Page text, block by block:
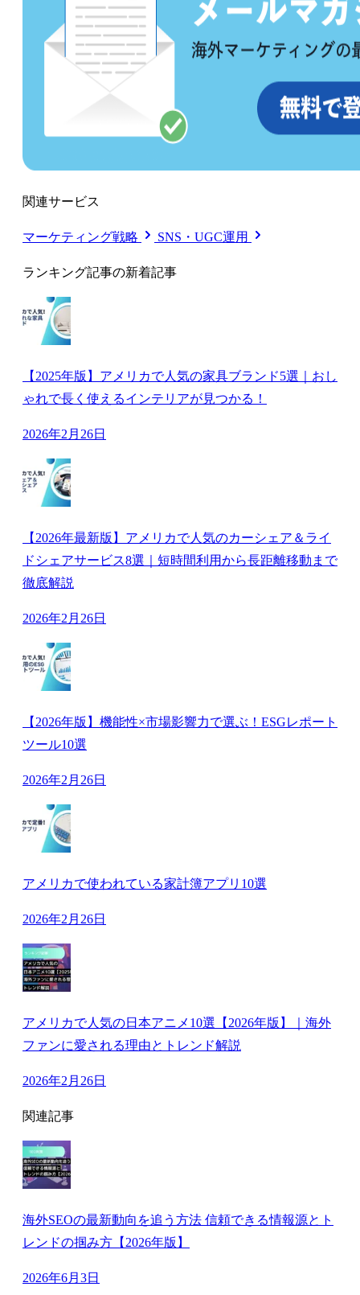
関連サービス
マーケティング戦略 SNS・UGC運用
ランキング記事の新着記事
【2025年版】アメリカで人気の家具ブランド5選｜おし
ゃれで長く使えるインテリアが見つかる！
2026年2月26日
【2026年最新版】アメリカで人気のカーシェア＆ライ
ドシェアサービス8選｜短時間利用から長距離移動まで
徹底解説
2026年2月26日
【2026年版】機能性×市場影響力で選ぶ！ESGレポート
ツール10選
2026年2月26日
アメリカで使われている家計簿アプリ10選
2026年2月26日
アメリカで人気の日本アニメ10選【2026年版】｜海外
ファンに愛される理由とトレンド解説
2026年2月26日
関連記事
海外SEOの最新動向を追う方法 信頼できる情報源とト
レンドの掴み方【2026年版】
2026年6月3日